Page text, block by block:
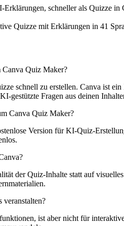
schneller als Quizze in
Quizze mit Erklärungen in 41
Canva Quiz Maker?
schnell zu erstellen. Canva ist
gestützte Fragen aus deinen
Canva Quiz Maker?
Version für KI-Quiz-
der Quiz-Inhalte statt auf
ist aber nicht für